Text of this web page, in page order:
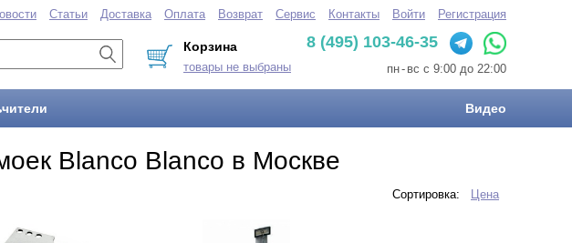
8 (495) 103-46-35
пн- вс с 9:00 до 22:00
Корзина
товары не выбраны
Видео
Статьи Доставка Оплата Возврат Сервис Контакты Войти Регистрация
Blanco Blanco в Москве
Сортировка: Цена